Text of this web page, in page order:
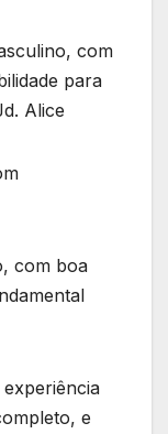
com
para
Alice
com boa
experiência
e